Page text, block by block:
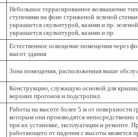
Небольшое террасированное возвышение
ступенями на фоне стриженой зеленой
украшается скульптурой, вазами и пр.
украшается скульптурой, вазами и пр.
Естественное освещение помещения через
высот здания
Зона помещения, расположенная выше
Конструкцию, служащую основой для крыши,
верхних прогонов и подстропил.
Работы на высоте более 5 м от поверхности
которым они производятся
при их установке, эксплуатации и
работающего от падения с высоты является